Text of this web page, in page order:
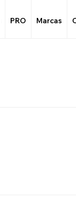
PRO Marcas